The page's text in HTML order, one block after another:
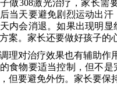
做308激光治疗，家长需
当天要避免剧烈运动出
内会消退。如果出现明
案。家长还要做好孩子的
理对治疗效果也有辅助作
食物要适当控制，但不
但要避免外伤。家长要保